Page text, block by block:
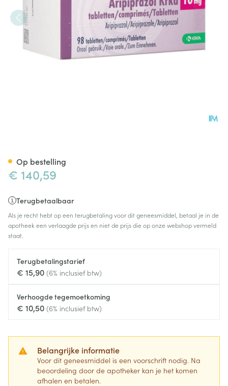
€ 140,59
Terugbetaalbaar
Als je recht hebt op een terugbetaling voor dit geneesmiddel, betaal je in de
apotheek een verlaagde prijs en niet de prijs die op onze webshop vermeld
staat.
Terugbetalingstarief
€ 15,90 (6% inclusief btw)
Verhoogde tegemoetkoming
€ 10,50 (6% inclusief btw)
Belangrijke informatie
Voor dit geneesmiddel is een voorschrift nodig. Na
beoordeling door de apotheker kan je het komen
afhalen en betalen.
Op bestelling